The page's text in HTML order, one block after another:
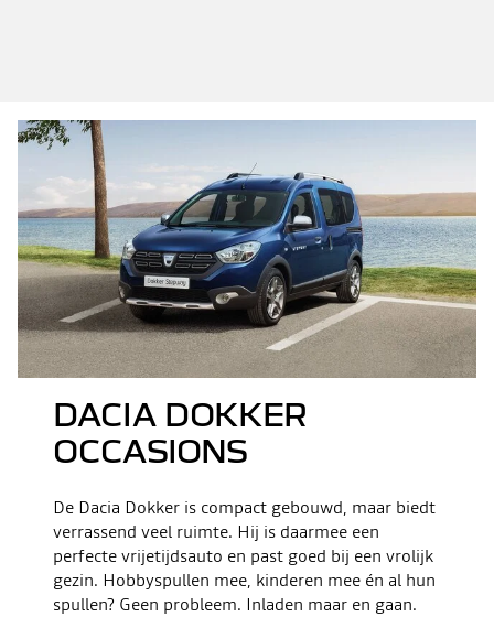
DACIA DOKKER
OCCASIONS
De Dacia Dokker is compact gebouwd, maar biedt
verrassend veel ruimte. Hij is daarmee een
perfecte vrijetijdsauto en past goed bij een vrolijk
gezin. Hobbyspullen mee, kinderen mee én al hun
spullen? Geen probleem. Inladen maar en gaan.